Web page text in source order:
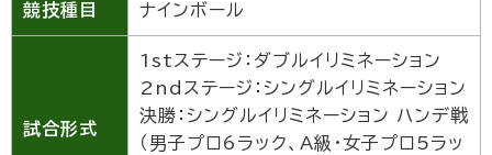
競技種目 ナインボール
試合形式
1stステージ：ダブルイリミネーション
2ndステージ：シングルイリミネーション
決勝：シングルイリミネーション ハンデ戦
（男子プロ6ラック、A級・女子プロ5ラッ